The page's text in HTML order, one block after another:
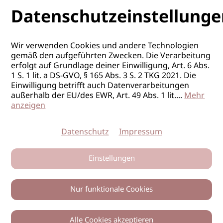
Wir verwenden Cookies und andere Technologien
gemäß den aufgeführten Zwecken. Die Verarbeitung
erfolgt auf Grundlage deiner Einwilligung, Art. 6 Abs.
1 S. 1 lit. a DS-GVO, § 165 Abs. 3 S. 2 TKG 2021. Die
Einwilligung betrifft auch Datenverarbeitungen
außerhalb der EU/des EWR, Art. 49 Abs. 1 lit....Mehr
anzeigen
Datenschutz Impressum
Einstellungen
Nur funktionale Cookies
Alle Cookies akzeptieren